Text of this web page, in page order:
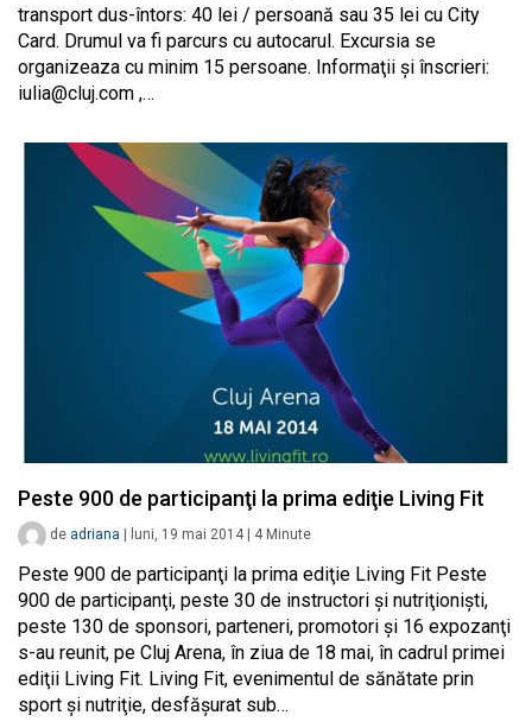
transport dus-întors: 40 lei / persoană sau 35 lei cu City
Card. Drumul va fi parcurs cu autocarul. Excursia se
organizeaza cu minim 15 persoane. Informaţii şi înscrieri:
iulia@cluj.com ,…
Peste 900 de participanţi la prima ediţie Living Fit
de adriana luni, 19 mai 2014 4 Minute
Peste 900 de participanţi la prima ediţie Living Fit Peste
900 de participanţi, peste 30 de instructori şi nutriţionişti,
peste 130 de sponsori, parteneri, promotori şi 16 expozanţi
s-au reunit, pe Cluj Arena, în ziua de 18 mai, în cadrul primei
ediţii Living Fit. Living Fit, evenimentul de sănătate prin
sport şi nutriţie, desfăşurat sub…